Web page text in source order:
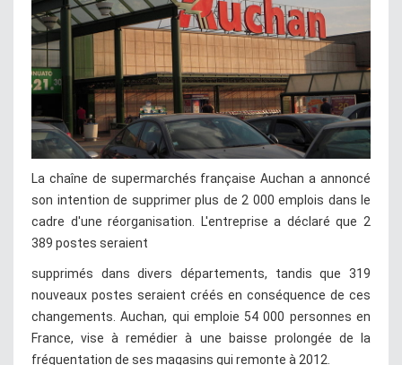
La chaîne de supermarchés française Auchan a annoncé
son intention de supprimer plus de 2 000 emplois dans le
cadre d'une réorganisation. L'entreprise a déclaré que 2
389 postes seraient
supprimés dans divers départements, tandis que 319
nouveaux postes seraient créés en conséquence de ces
changements. Auchan, qui emploie 54 000 personnes en
France, vise à remédier à une baisse prolongée de la
fréquentation de ses magasins qui remonte à 2012.